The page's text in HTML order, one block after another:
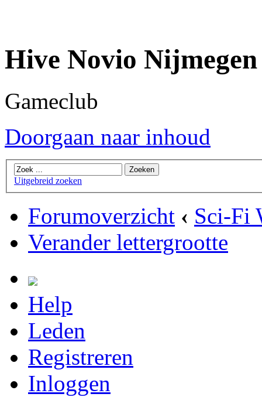
Hive Novio Nijmegen
Gameclub
Doorgaan naar inhoud
Uitgebreid zoeken
Forumoverzicht ‹ Sci-Fi
Verander lettergrootte
Help
Leden
Registreren
Inloggen